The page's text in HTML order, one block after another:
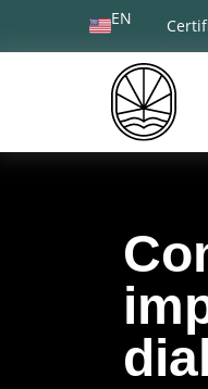
EN